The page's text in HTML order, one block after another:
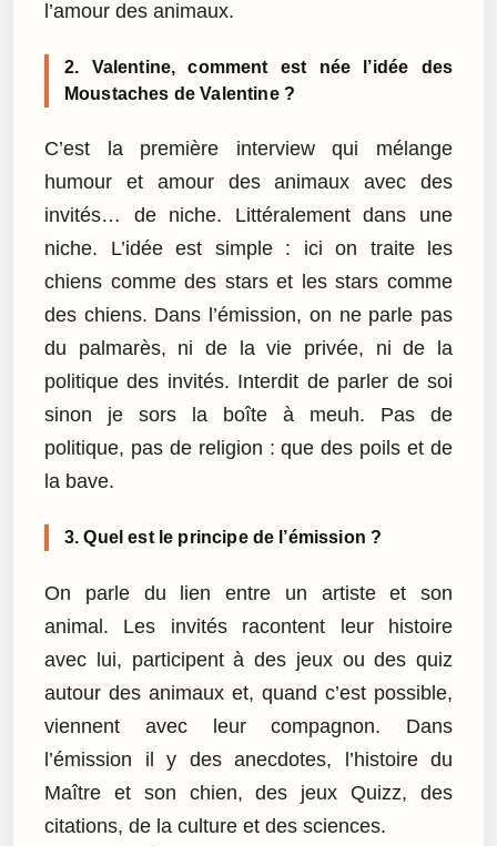
l’amour des animaux.
2. Valentine, comment est née l’idée des
Moustaches de Valentine ?
C’est la première interview qui mélange
humour et amour des animaux avec des
invités… de niche. Littéralement dans une
niche. L’idée est simple : ici on traite les
chiens comme des stars et les stars comme
des chiens. Dans l’émission, on ne parle pas
du palmarès, ni de la vie privée, ni de la
politique des invités. Interdit de parler de soi
sinon je sors la boîte à meuh. Pas de
politique, pas de religion : que des poils et de
la bave.
3. Quel est le principe de l’émission ?
On parle du lien entre un artiste et son
animal. Les invités racontent leur histoire
avec lui, participent à des jeux ou des quiz
autour des animaux et, quand c’est possible,
viennent avec leur compagnon. Dans
l’émission il y des anecdotes, l’histoire du
Maître et son chien, des jeux Quizz, des
citations, de la culture et des sciences.